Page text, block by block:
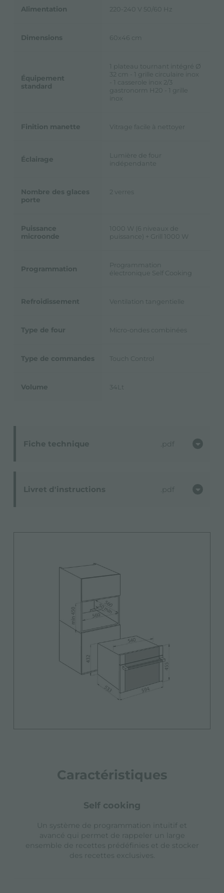
Fiche technique pdf
Livret d'instructions pdf
Alimentation 220-240 V 50/60 Hz
Dimensions 60x46 cm
Équipement
standard
1 plateau tournant intégré Ø
32 cm - 1 grille circulaire inox
- 1 casserole inox 2/3
gastronorm H20 - 1 grille
inox
Finition manette Vitrage facile à nettoyer
Éclairage
Lumière de four
indépendante
Nombre des glaces
porte
2 verres
Puissance
microonde
1000 W (6 niveaux de
puissance) + Grill 1000 W
Programmation
Programmation
électronique Self Cooking
Refroidissement Ventilation tangentielle
Type de four Micro-ondes combinées
Type de commandes Touch Control
Volume 34Lt
Caractéristiques
self cooking
Un système de programmation intuitif et
avancé qui permet de rappeler un large
ensemble de recettes prédéfinies et de stocker
des recettes exclusives.